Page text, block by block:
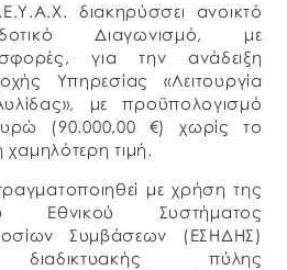
διακηρύσσει ανοικτό
Διαγωνισμό, με
για την ανάδειξη
Υπηρεσίας «Λειτουργία
με προϋπολογισμό
(90.000,00 €) χωρίς το
τιμή.
με χρήση της
Εθνικού Συστήματος
Συμβάσεων (ΕΣΗΔΗΣ)
πύλης